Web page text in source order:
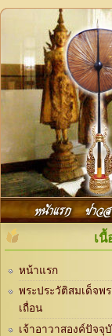
Skip to main content
Main menu
หน้าแรก ข่าว
เนื้
หน้าแรก
พระประวัติสมเด็จพ
เถื่อน
เจ้าอาวาสองค์ปัจจุ